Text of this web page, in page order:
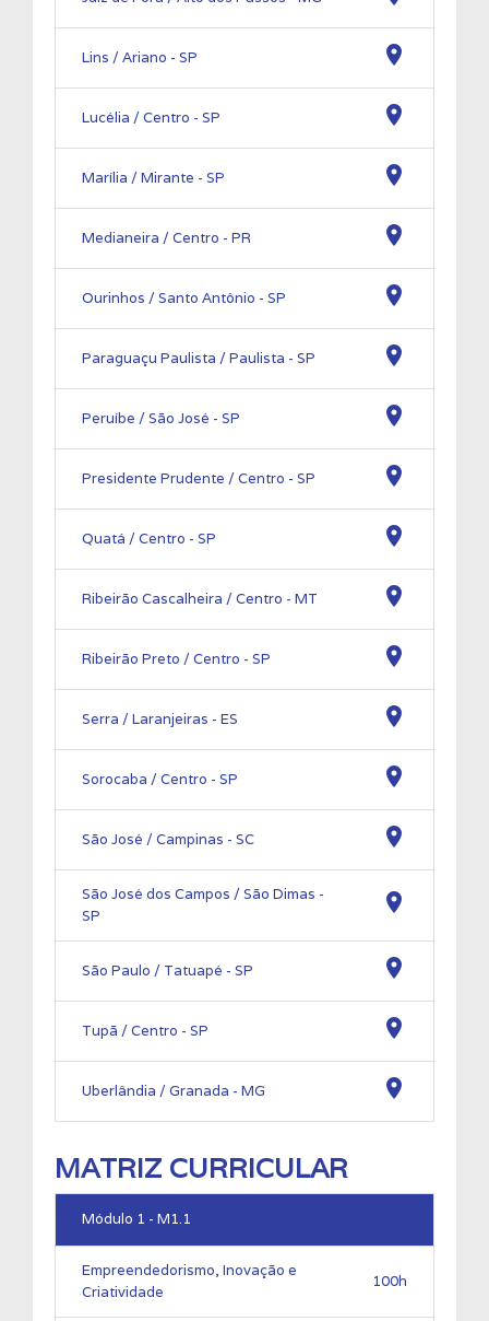
Lins / Ariano - SP location_on
Lucélia / Centro - SP location_on
Marília / Mirante - SP location_on
Medianeira / Centro - PR location_on
Ourinhos / Santo Antônio - SP location_on
Paraguaçu Paulista / Paulista - SP location_on
Peruíbe / São José - SP location_on
Presidente Prudente / Centro - SP location_on
Quatá / Centro - SP location_on
Ribeirão Cascalheira / Centro - MT location_on
Ribeirão Preto / Centro - SP location_on
Serra / Laranjeiras - ES location_on
Sorocaba / Centro - SP location_on
São José / Campinas - SC location_on
São José dos Campos / São Dimas -
SP
location_on
São Paulo / Tatuapé - SP location_on
Tupã / Centro - SP location_on
Uberlândia / Granada - MG location_on
MATRIZ CURRICULAR
Módulo 1 - M1.1
Empreendedorismo, Inovação e
Criatividade
100h